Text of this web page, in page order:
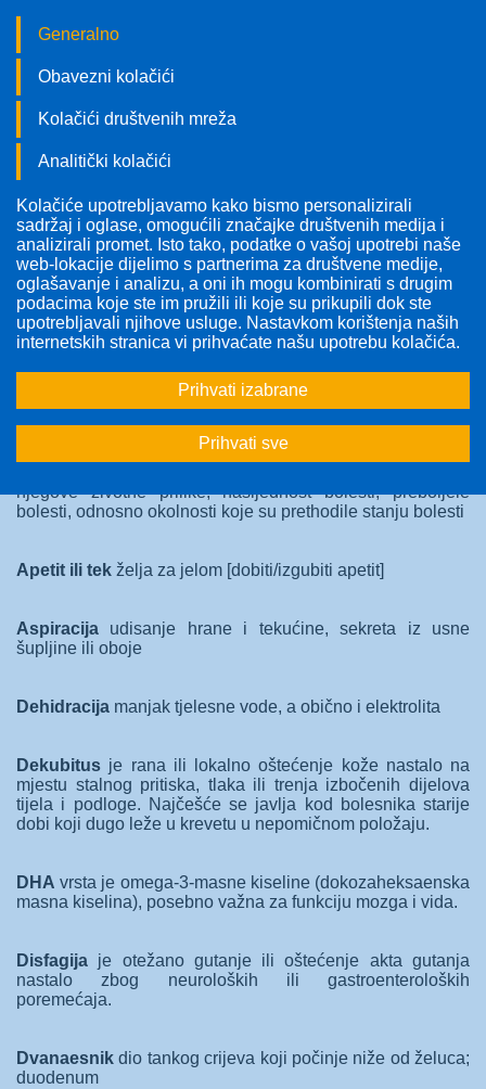
Pratite nas!
Odabrana tema: Sve teme
Alzheimerova bolestoblik progresivne demencije ili
gubitka pamćenja, kod kojih se javlja propadanje živčanih
stanica
njegove životne prilike, nasljednost bolesti, preboljele
bolesti, odnosno okolnosti koje su prethodile stanju bolesti
Apetit ili tek želja za jelom [dobiti/izgubiti apetit]
Aspiracija udisanje hrane i tekućine, sekreta iz usne
šupljine ili oboje
Dehidracija manjak tjelesne vode, a obično i elektrolita
Dekubitus je rana ili lokalno oštećenje kože nastalo na
mjestu stalnog pritiska, tlaka ili trenja izbočenih dijelova
tijela i podloge. Najčešće se javlja kod bolesnika starije
dobi koji dugo leže u krevetu u nepomičnom položaju.
DHA vrsta je omega-3-masne kiseline (dokozaheksaenska
masna kiselina), posebno važna za funkciju mozga i vida.
Disfagija je otežano gutanje ili oštećenje akta gutanja
nastalo zbog neuroloških ili gastroenteroloških
poremećaja.
Dvanaesnikdio tankog crijeva koji počinje niže od želuca;
duodenum
Generalno
Obavezni kolačići
Kolačići društvenih mreža
Analitički kolačići
Kolačiće upotrebljavamo kako bismo personalizirali
sadržaj i oglase, omogućili značajke društvenih medija i
analizirali promet. Isto tako, podatke o vašoj upotrebi naše
web-lokacije dijelimo s partnerima za društvene medije,
oglašavanje i analizu, a oni ih mogu kombinirati s drugim
podacima koje ste im pružili ili koje su prikupili dok ste
upotrebljavali njihove usluge. Nastavkom korištenja naših
internetskih stranica vi prihvaćate našu upotrebu kolačića.
Prihvati izabrane
Prihvati sve